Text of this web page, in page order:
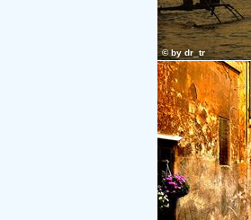
© bydr_tr